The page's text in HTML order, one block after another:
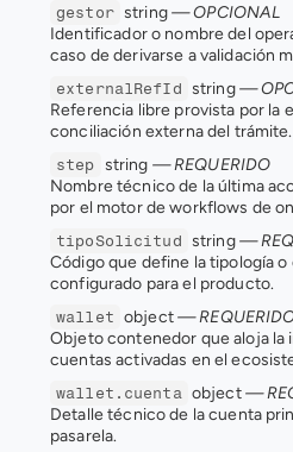
gestor string — OPCIONAL
Identificador o nombre del
caso de derivarse a validación
externalRefId string —
Referencia libre provista por la
conciliación externa del trámite.
step string — REQUERIDO
Nombre técnico de la última
por el motor de workflows de
tipoSolicitud string —
Código que define la tipología
configurado para el producto.
wallet object —
Objeto contenedor que aloja la
cuentas activadas en el
wallet.cuenta object —
Detalle técnico de la cuenta
pasarela.